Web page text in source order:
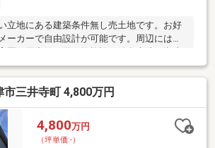
立地にある建築条件無し売土地です。お好
ーカーで自由設計が可能です。周辺には、
園、図書館、買い物施設、総合病院、湖岸
徒歩10分圏内あり生活施設は充実していま
市三井寺町 4,800万円
4,800万円
（坪単価:-）